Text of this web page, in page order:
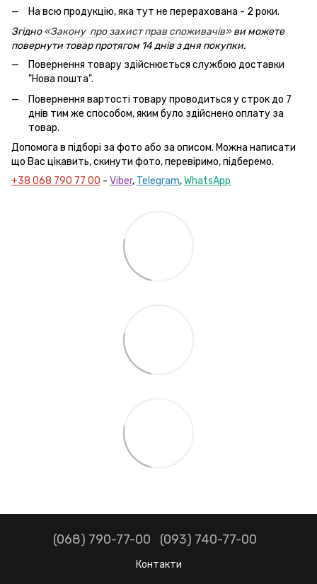
На всю продукцію, яка тут не перерахована - 2 роки.
Згідно«Закону про захист прав споживачів» ви можете
повернути товар протягом 14 днів з дня покупки.
Повернення товару здійснюється службою доставки
"Нова пошта".
Повернення вартості товару проводиться у строк до 7
днів тим же способом, яким було здійснено оплату за
товар.
Допомога в підборі за фото або за описом. Можна написати
що Вас цікавить, скинути фото, перевіримо, підберемо.
+38 068 790 77 00 - Viber, Telegram,WhatsApp
(068) 790-77-00 (093) 740-77-00
Контакти